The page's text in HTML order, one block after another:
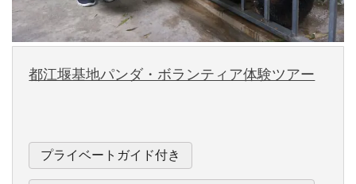
都江堰基地パンダ・ボランティア体験ツアー
プライベートガイド付き